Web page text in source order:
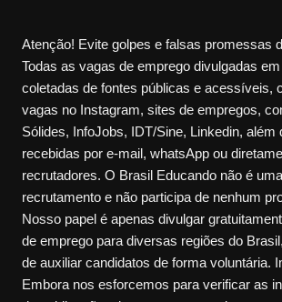
Atenção! Evite golpes e falsas promessas
Todas as vagas de emprego divulgadas
coletadas de fontes públicas e acessíveis,
vagas no Instagram, sites de empregos,
Sólides, InfoJobs, IDT/Sine, Linkedin, além
recebidas por e-mail, whatsApp ou
recrutadores. O Brasil Educando não é
recrutamento e não participa de nenhum
Nosso papel é apenas divulgar
de emprego para diversas regiões do
de auxiliar candidatos de forma voluntária.
Embora nos esforcemos para verificar as